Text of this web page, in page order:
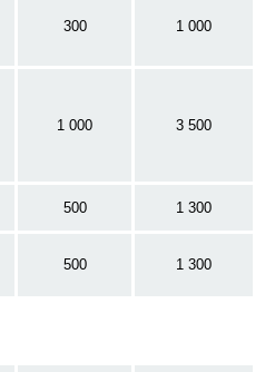
300 1 000
1 000 3 500
500 1 300
500 1 300